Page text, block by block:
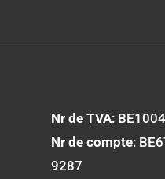
Nr de TVA:
Nr de compte:
9287